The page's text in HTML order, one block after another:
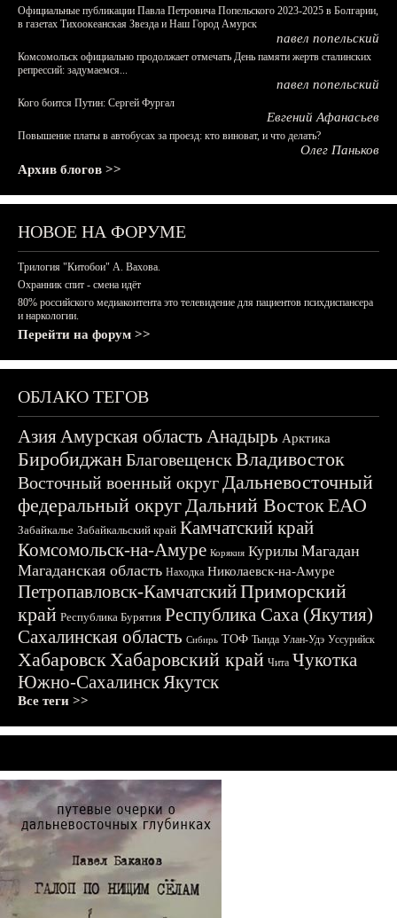
Официальные публикации Павла Петровича Попельского 2023-2025 в Болгарии,
в газетах Тихоокеанская Звезда и Наш Город Амурск
павел попельский
Комсомольск официально продолжает отмечать День памяти жертв сталинских
репрессий: задумаемся...
павел попельский
Кого боится Путин: Сергей Фургал
Евгений Афанасьев
Повышение платы в автобусах за проезд: кто виноват, и что делать?
Олег Паньков
Архив блогов >>
НОВОЕ НА ФОРУМЕ
Трилогия "Китобои" А. Вахова.
Охранник спит - смена идёт
80% российского медиаконтента это телевидение для пациентов психдиспансера
и наркологии.
Перейти на форум >>
ОБЛАКО ТЕГОВ
АзияАмурская область Анадырь Арктика
БиробиджанБлаговещенскВладивосток
Восточный военный округДальневосточный
федеральный округДальний ВостокЕАО
Забайкалье Забайкальский край Камчатский край
Комсомольск-на-Амуре Корякия Курилы Магадан
Магаданская область Находка Николаевск-на-Амуре
Петропавловск-КамчатскийПриморский
край Республика Бурятия Республика Саха (Якутия)
Сахалинская область Сибирь ТОФ Тында Улан-Удэ Уссурийск
ХабаровскХабаровский край Чита Чукотка
Южно-СахалинскЯкутск
Все теги >>